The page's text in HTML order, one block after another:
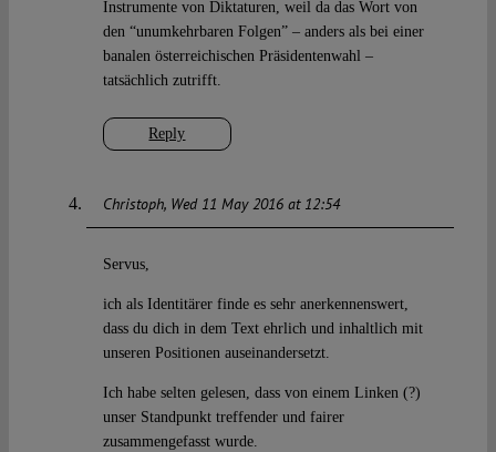
Reply
Instrumente von Diktaturen, weil da das Wort von
den “unumkehrbaren Folgen” – anders als bei einer
banalen österreichischen Präsidentenwahl –
tatsächlich zutrifft.
Christoph Wed 11 May 2016 at 12:54
Servus,
ich als Identitärer finde es sehr anerkennenswert,
dass du dich in dem Text ehrlich und inhaltlich mit
unseren Positionen auseinandersetzt.
Ich habe selten gelesen, dass von einem Linken (?)
unser Standpunkt treffender und fairer
zusammengefasst wurde.